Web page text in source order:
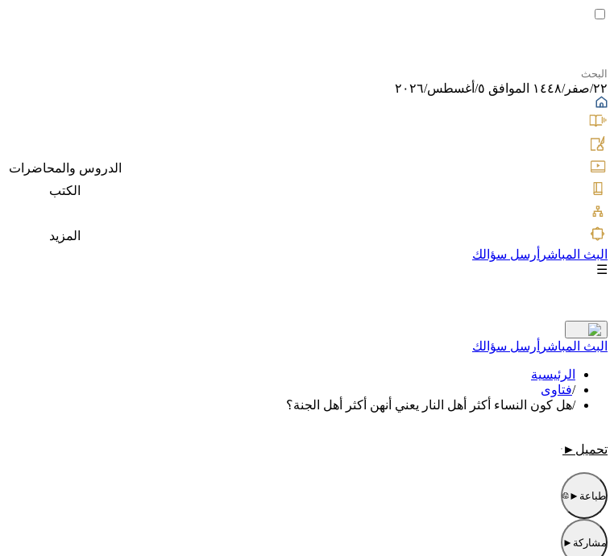
٢٢/صفر/١٤٤٨ الموافق ٥/أغسطس/٢٠٢٦
الدروس والمحاضرات
الكتب
المزيد
البث المباشر أرسل سؤالك
☰
البث المباشر أرسل سؤالك
الرئيسية
/فتاوى
/هل كون النساء أكثر أهل النار يعني أنهن أكثر أهل الجنة؟
تحميل ►
طباعة ►
مشاركة ►